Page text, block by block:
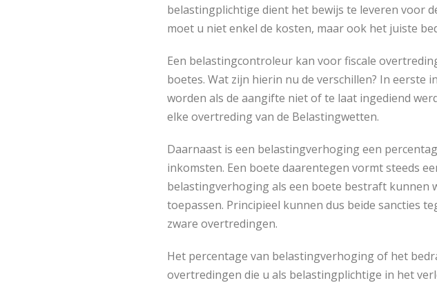
belastingplichtige dient het bewijs te leveren voor
moet u niet enkel de kosten, maar ook het juiste
Een belastingcontroleur kan voor fiscale
boetes. Wat zijn hierin nu de verschillen? In
worden als de aangifte niet of te laat ingediend
elke overtreding van de Belastingwetten.
Daarnaast is een belastingverhoging een
inkomsten. Een boete daarentegen vormt steeds
belastingverhoging als een boete bestraft kunnen
toepassen. Principieel kunnen dus beide sancties
zware overtredingen.
Het percentage van belastingverhoging of het
overtredingen die u als belastingplichtige in het